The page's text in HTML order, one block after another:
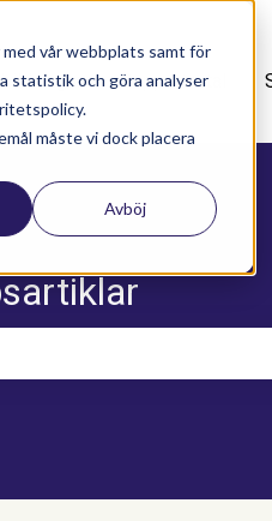
vår webbplats samt för
statistik och göra analyser
måste vi dock placera
Avböj
Supportavtal